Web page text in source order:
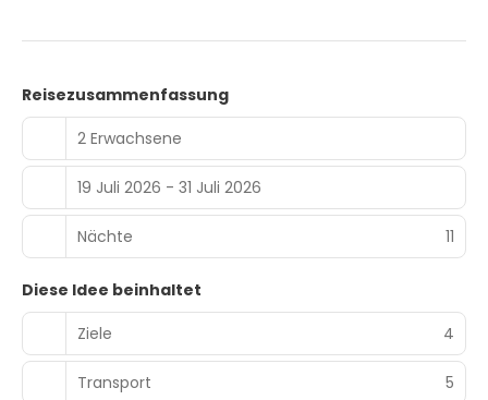
Reisezusammenfassung
2 Erwachsene
19 Juli 2026 - 31 Juli 2026
Nächte 11
Diese Idee beinhaltet
Ziele
4
Transport 5